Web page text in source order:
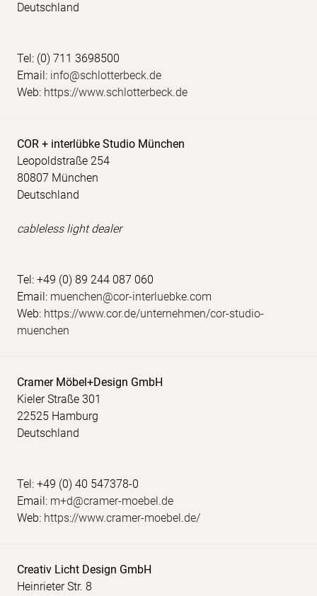
Deutschland
Tel: (0) 711 3698500
Email: info@schlotterbeck.de
Web: https://www.schlotterbeck.de
COR + interlübke Studio München
Leopoldstraße 254
80807 München
Deutschland
cableless light dealer
Tel: +49 (0) 89 244 087 060
Email: muenchen@cor-interluebke.com
Web: https://www.cor.de/unternehmen/cor-studio-
muenchen
Cramer Möbel+Design GmbH
Kieler Straße 301
22525 Hamburg
Deutschland
Tel: +49 (0) 40 547378-0
Email: m+d@cramer-moebel.de
Web: https://www.cramer-moebel.de/
Creativ Licht Design GmbH
Heinrieter Str. 8